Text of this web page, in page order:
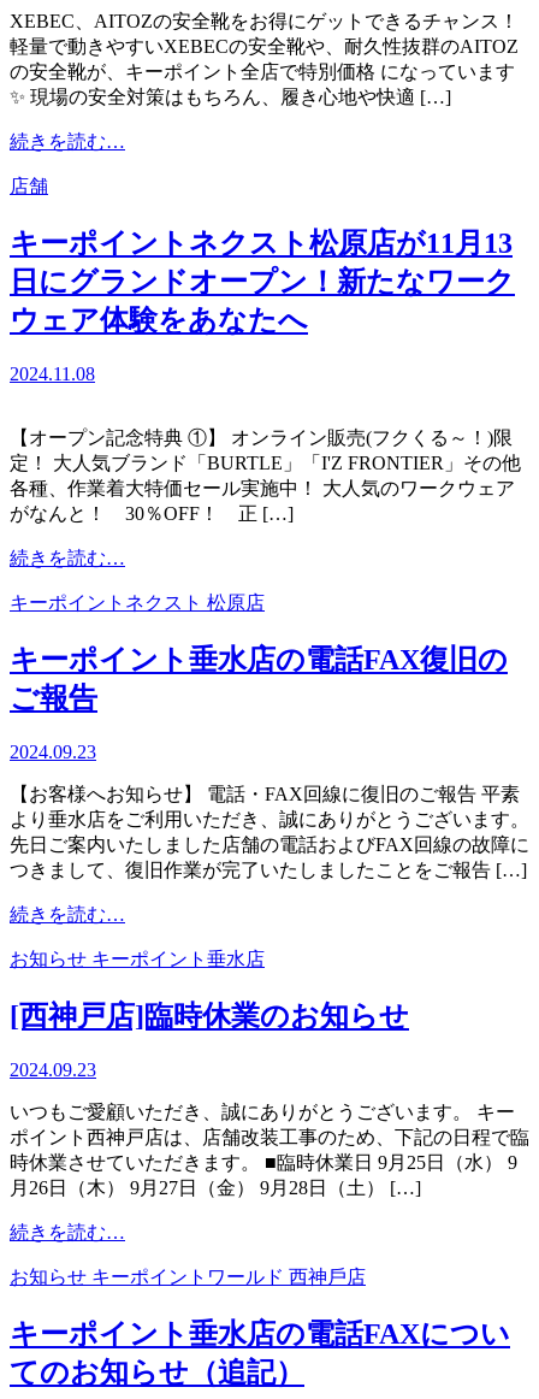
催！
PUMA
安
全
靴
ッ
ト
キ
ャ
ン
XEBEC、AITOZの安全靴をお得にゲットできるチャンス！
軽量で動きやすいXEBECの安全靴や、耐久性抜群のAITOZ
の安全靴が、キーポイント全店で特別価格 になっています
✨ 現場の安全対策はもちろん、履き心地や快適 […]
続きを読む…
イ
ン
ト
全
店
安
全
靴
お
い
得
キ
ャ
ン
店舗
キーポイントネクスト松原店が11月13
日にグランドオープン！新たなワーク
ウェア体験をあなたへ
2024.11.08
【オープン記念特典 ①】 オンライン販売(フクくる～！)限
定！ 大人気ブランド「BURTLE」「I'Z FRONTIER」その他
各種、作業着大特価セール実施中！ 大人気のワークウェア
がなんと！ 30％OFF！ 正 […]
続きを読む…
ー
イ
ン
ス
ト
松
原
店
月
日
に
ン
ド
オ
ー
プ
た
ワ
ー
ク
キーポイントネクスト 松原店
キーポイント垂水店の電話FAX復旧の
ご報告
2024.09.23
【お客様へお知らせ】 電話・FAX回線に復旧のご報告 平素
より垂水店をご利用いただき、誠にありがとうございます。
先日ご案内いたしました店舗の電話およびFAX回線の故障に
つきまして、復旧作業が完了いたしましたことをご報告 […]
続きを読む…
ー
イ
ン
水
店
の
電
FAX
旧
ご
報
告
お知らせ キーポイント垂水店
[西神戸店]臨時休業のお知らせ
2024.09.23
いつもご愛顧いただき、誠にありがとうございます。 キー
ポイント西神戸店は、店舗改装工事のため、下記の日程で臨
時休業させていただきます。 ■臨時休業日 9月25日（水） 9
月26日（木） 9月27日（金） 9月28日（土） […]
続きを読む…
神
店]
臨
時
お知らせ キーポイントワールド ⻄神戶店
キーポイント垂水店の電話FAXについ
てのお知らせ（追記）